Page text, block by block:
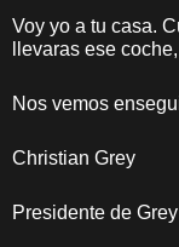
Voy yo a tu casa.
llevaras ese
Nos vemos
Christian Grey
Presidente de